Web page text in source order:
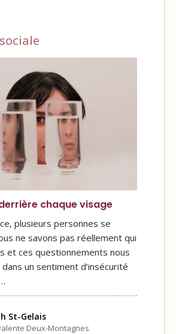
chaque visage
plusieurs personnes se
ne savons pas réellement qui
et ces questionnements nous
un sentiment d’insécurité
St-Gelais
Deux-Montagnes